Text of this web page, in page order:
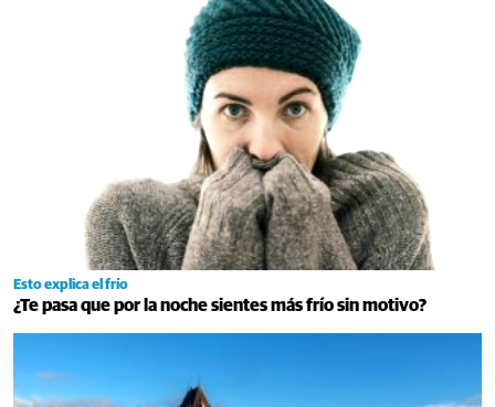
Esto explica el frío
¿Te pasa que por la noche sientes más frío sin motivo?